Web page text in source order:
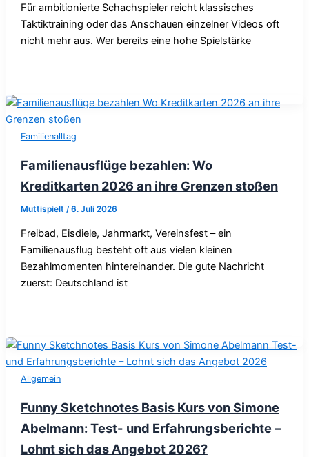
Für ambitionierte Schachspieler reicht klassisches
Taktiktraining oder das Anschauen einzelner Videos oft
nicht mehr aus. Wer bereits eine hohe Spielstärke
Familienalltag
Familienausflüge bezahlen: Wo
Kreditkarten 2026 an ihre Grenzen stoßen
Muttispielt /6. Juli 2026
Freibad, Eisdiele, Jahrmarkt, Vereinsfest – ein
Familienausflug besteht oft aus vielen kleinen
Bezahlmomenten hintereinander. Die gute Nachricht
zuerst: Deutschland ist
Allgemein
Funny Sketchnotes Basis Kurs von Simone
Abelmann: Test- und Erfahrungsberichte –
Lohnt sich das Angebot 2026?